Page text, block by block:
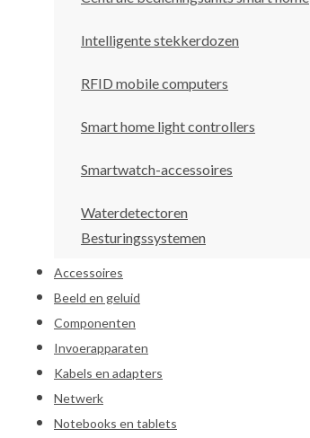
Intelligente stekkerdozen
RFID mobile computers
Smart home light controllers
Smartwatch-accessoires
Waterdetectoren
Besturingssystemen
Accessoires
Beeld en geluid
Componenten
Invoerapparaten
Kabels en adapters
Netwerk
Notebooks en tablets